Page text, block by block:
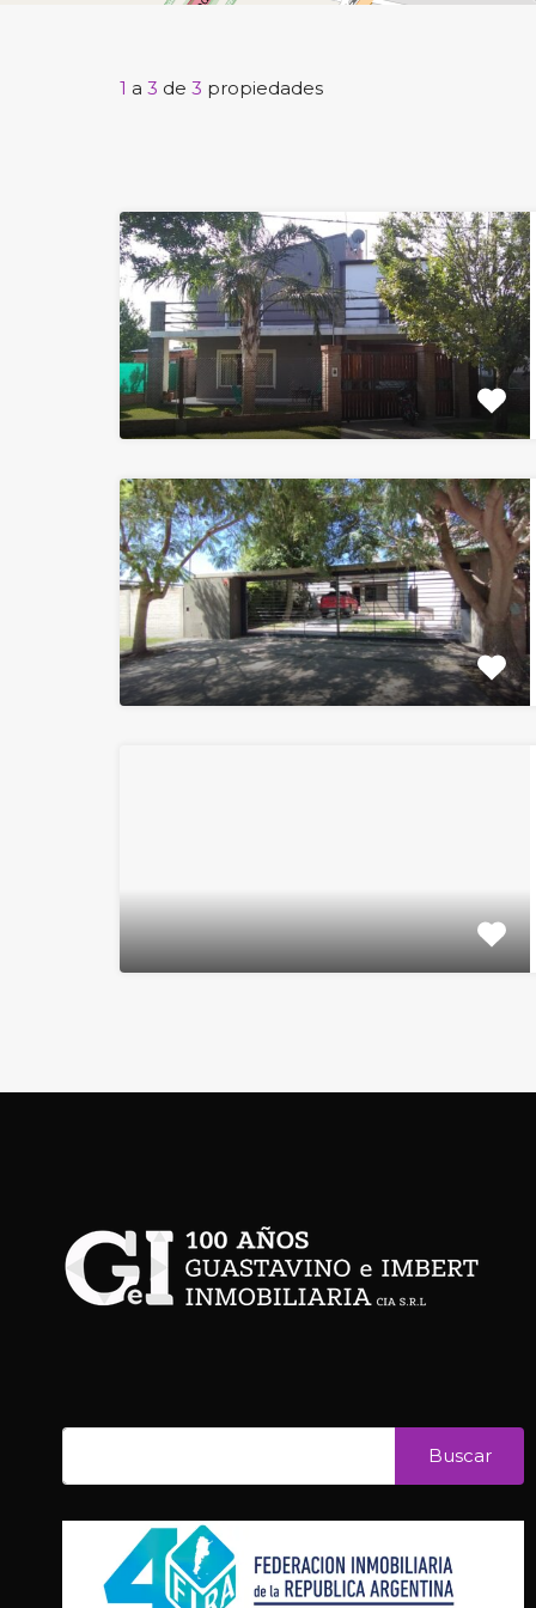
1 a 3 de 3 propiedades